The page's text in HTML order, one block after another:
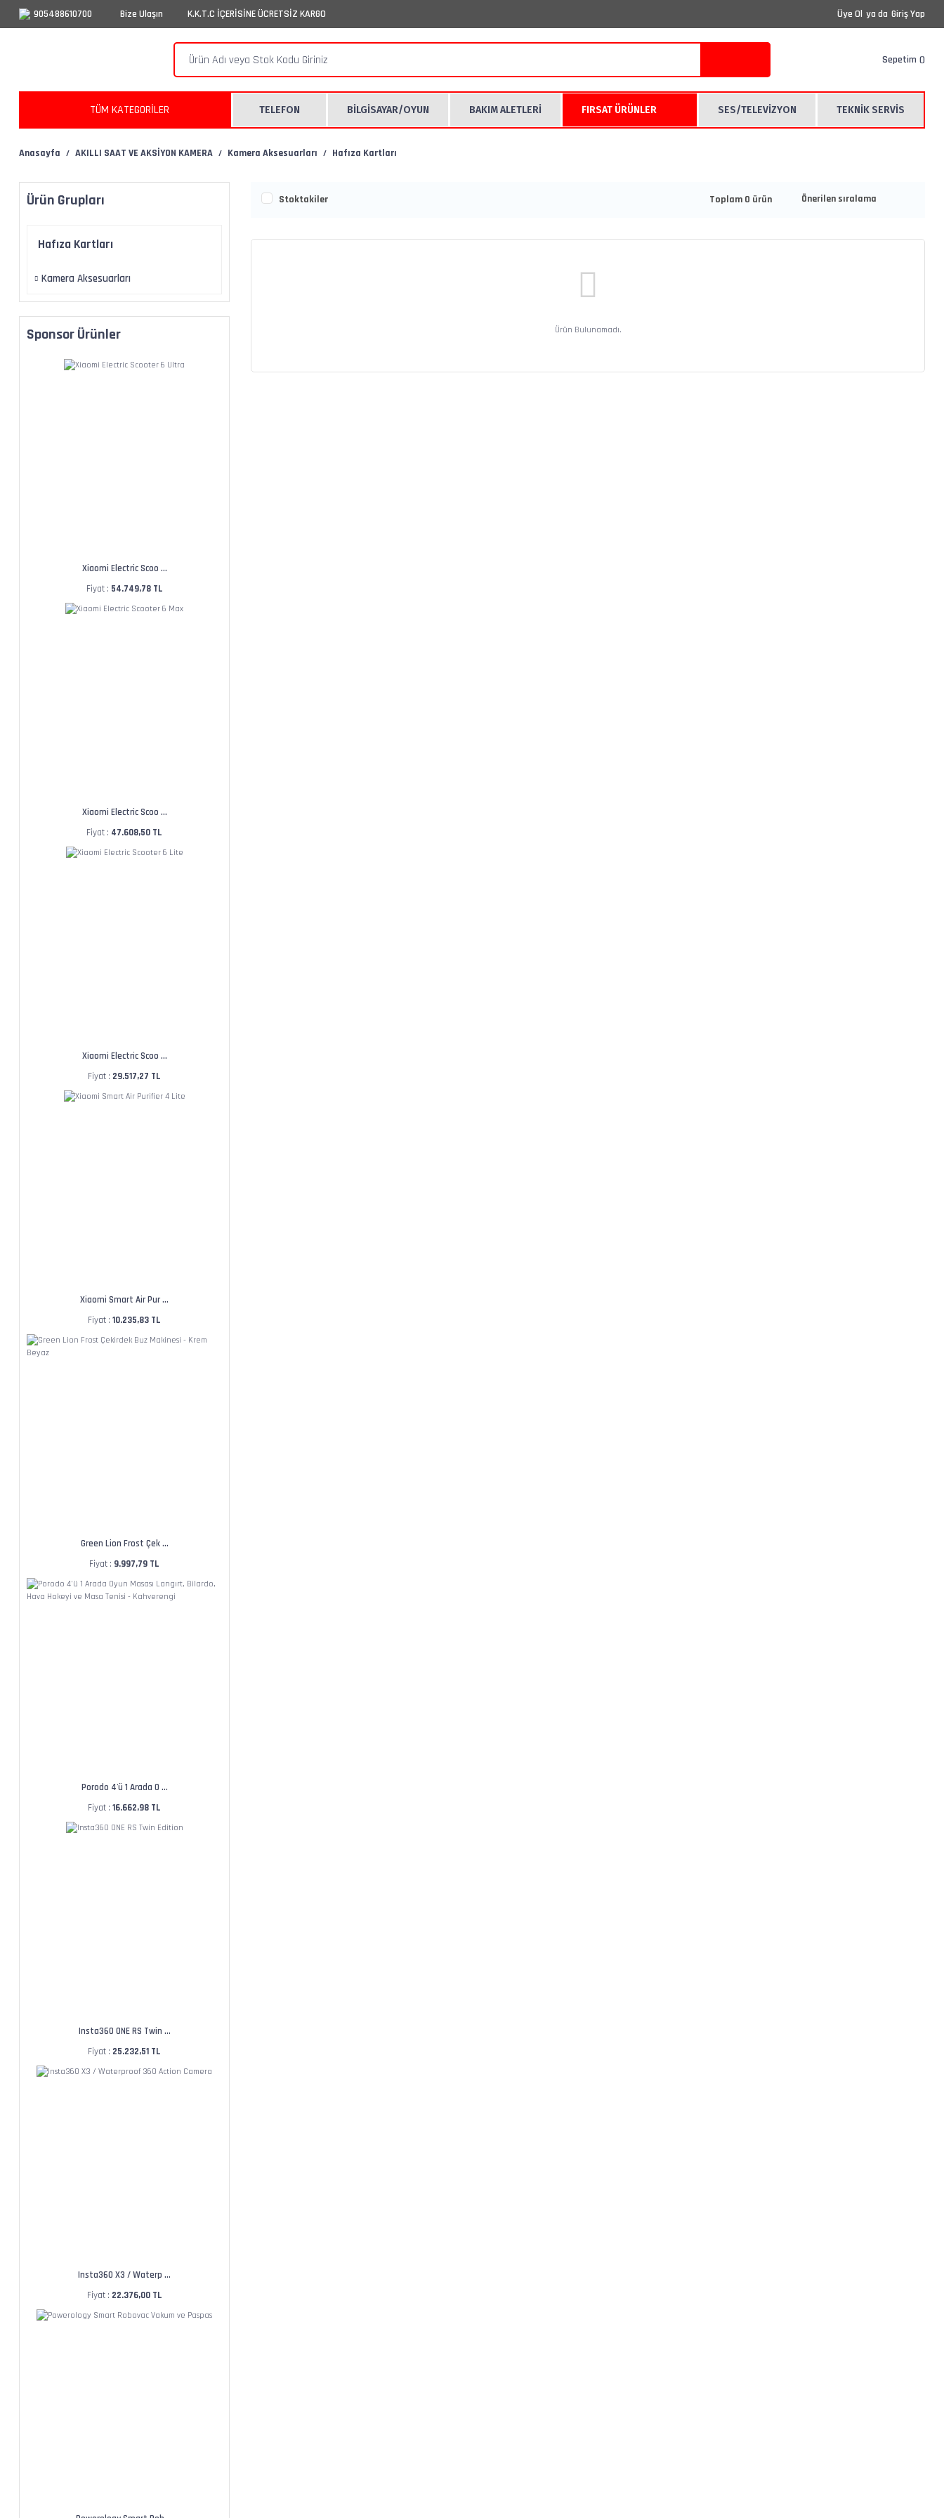
905488610700 Bize Ulaşın K.K.T.C İÇERİSİNE ÜCRETSİZ KARGO Üye Ol ya da Giriş Yap
Sepetim
TÜM KATEGORİLER TELEFON BİLGİSAYAR/OYUN BAKIM ALETLERİ FIRSAT ÜRÜNLER SES/TELEVİZYON TEKNİK SERVİS
Anasayfa AKILLI SAAT VE AKSİYON KAMERA Kamera Aksesuarları Hafıza Kartları
Ürün Grupları
Hafıza Kartları
Kamera Aksesuarları
Sponsor Ürünler
Xiaomi Electric Scoo ...
Fiyat : 54.749,78 TL
Xiaomi Electric Scoo ...
Fiyat : 47.608,50 TL
Xiaomi Electric Scoo ...
Fiyat : 29.517,27 TL
Xiaomi Smart Air Pur ...
Fiyat : 10.235,83 TL
Green Lion Frost Çek ...
Fiyat : 9.997,79 TL
Porodo 4'ü 1 Arada O ...
Fiyat : 16.662,98 TL
Insta360 ONE RS Twin ...
Fiyat : 25.232,51 TL
Insta360 X3 / Waterp ...
Fiyat : 22.376,00 TL
Stoktakiler Toplam 0 ürün
Ürün Bulunamadı.